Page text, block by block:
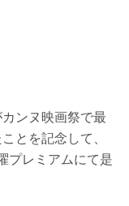
ンヌ映画祭で最
とを記念して、
プレミアムにて是